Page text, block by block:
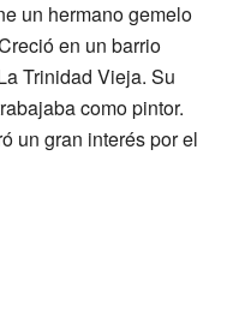
un hermano gemelo
en un barrio
Trinidad Vieja. Su
como pintor.
un gran interés por el